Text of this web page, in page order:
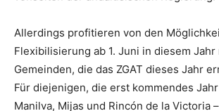
Allerdings profitieren von den
Flexibilisierung ab 1. Juni in diesem Jahr
Gemeinden, die das ZGAT dieses Jahr
Für diejenigen, die erst kommendes
Manilva, Mijas und Rincón de la Victoria